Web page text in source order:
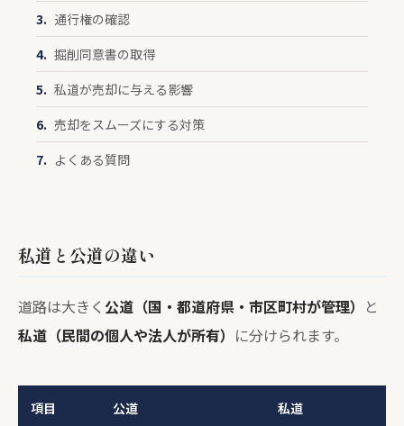
通行権の確認
掘削同意書の取得
私道が売却に与える影響
売却をスムーズにする対策
よくある質問
私道と公道の違い
道路は大きく 公道（国・都道府県・市区町村が管理） と
私道（民間の個人や法人が所有） に分けられます。
項目 公道 私道